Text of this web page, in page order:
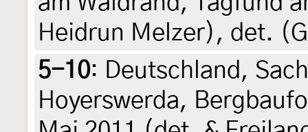
Heidrun Melzer), det.
5-10: Deutschland,
Hoyerswerda,